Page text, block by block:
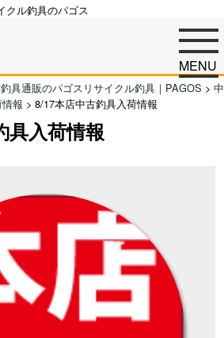
クル釣具のパゴス
MENU
具通販のパゴスリサイクル釣具｜PAGOS > 中
報 > 8/17本店中古釣具入荷情報
具入荷情報